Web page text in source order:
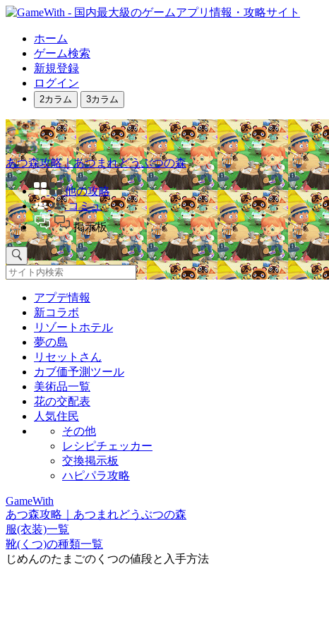
ホーム
ゲーム検索
新規登録
ログイン
2カラム 3カラム
あつ森攻略｜あつまれどうぶつの森
他の攻略
コミュ
掲示板
アプデ情報
新コラボ
リゾートホテル
夢の島
リセットさん
カブ価予測ツール
美術品一覧
花の交配表
人気住民
その他
レシピチェッカー
交換掲示板
ハピパラ攻略
GameWith
あつ森攻略｜あつまれどうぶつの森
服(衣装)一覧
靴(くつ)の種類一覧
じめんのたまごのくつの値段と入手方法